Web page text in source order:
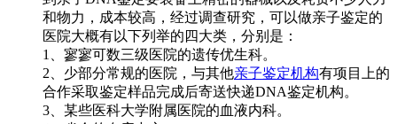
和物力，成本较高，经过调查研究，可以做亲子鉴定的
医院大概有以下列举的四大类，分别是：
1、寥寥可数三级医院的遗传优生科。
2、少部分常规的医院，与其他亲子鉴定机构有项目上的
合作采取鉴定样品完成后寄送快递DNA鉴定机构。
3、某些医科大学附属医院的血液内科。